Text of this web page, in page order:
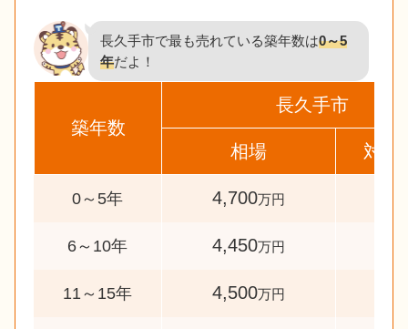
長久手市で最も売れている築年数は0～5
年だよ！
築年数
長久手市
相場 対象
0～5年 4,700万円
6～10年 4,450万円
11～15年 4,500万円